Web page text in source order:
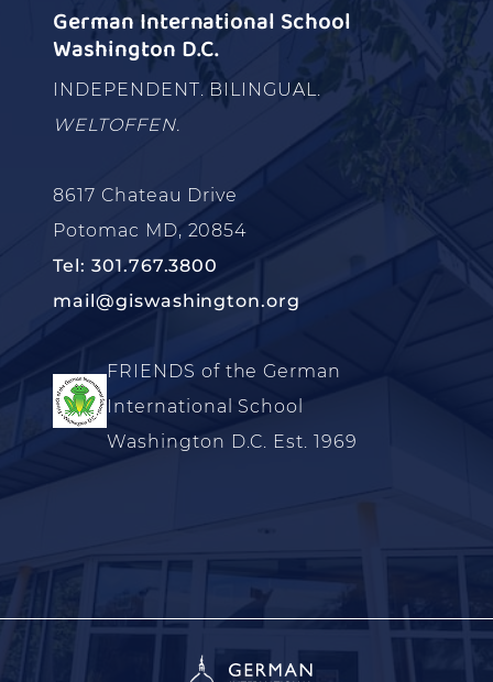
German International School
Washington D.C.
INDEPENDENT. BILINGUAL.
WELTOFFEN.
8617 Chateau Drive
Potomac MD, 20854
Tel: 301.767.3800
mail@giswashington.org
FRIENDS of the German
International School
Washington D.C. Est. 1969